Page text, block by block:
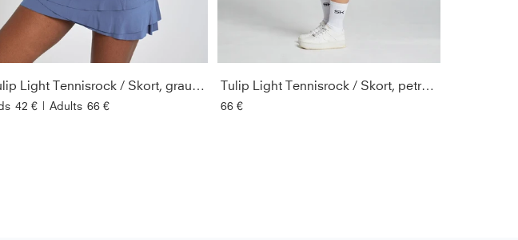
Tulip Light Tennisrock / Skort, grau blau
42 € | Adults 66 €
Tulip Light Tennisrock / Skort, petrol grün
66 €